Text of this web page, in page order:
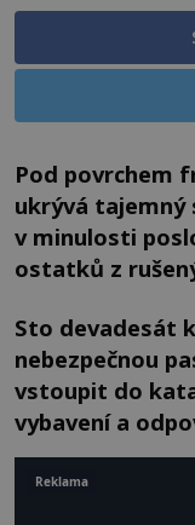
Pod povrchem
ukrývá
v minulosti
ostatků z
Sto devadesát
nebezpečnou
vstoupit do
vybavení a
Reklama